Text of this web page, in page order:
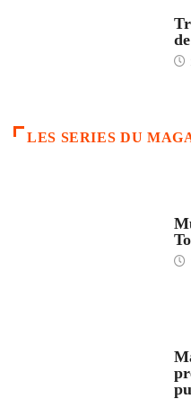
LES SERIES DU